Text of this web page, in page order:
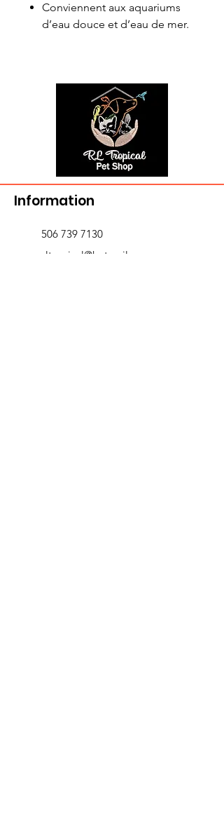
Conviennent aux aquariums
d’eau douce et d’eau de mer.
Information
506 739 7130
rltropical@hotmail.com